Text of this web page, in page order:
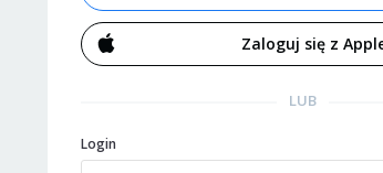
Zaloguj się z
LUB
Login